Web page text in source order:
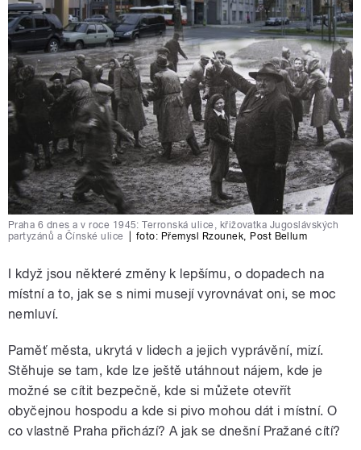
Praha 6 dnes a v roce 1945: Terronská ulice, křižovatka Jugoslávských
partyzánů a Čínské ulice
foto: Přemysl Rzounek ,Post Bellum
I když jsou některé změny k lepšímu, o dopadech na
místní a to, jak se s nimi musejí vyrovnávat oni, se moc
nemluví.
Paměť města, ukrytá v lidech a jejich vyprávění, mizí.
Stěhuje se tam, kde lze ještě utáhnout nájem, kde je
možné se cítit bezpečně, kde si můžete otevřít
obyčejnou hospodu a kde si pivo mohou dát i místní. O
co vlastně Praha přichází? A jak se dnešní Pražané cítí?